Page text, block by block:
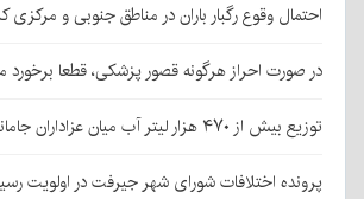
احتمال وقوع رگبار باران در مناطق جنوبی و مرکزی
در صورت احراز هرگونه قصور پزشکی، قطعا برخورد
توزیع بیش از ۴۷۰ هزار لیتر آب میان عزاداران جامانده اربعین در کرمان
پرونده اختلافات شورای شهر جیرفت در اولویت